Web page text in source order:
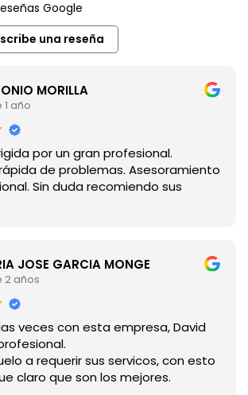
Google
una reseña
MORILLA
año
por un gran profesional.
de problemas. Asesoramiento
Sin duda recomiendo sus
JOSE GARCIA MONGE
2 años
veces con esta empresa, David
a requerir sus servicos, con esto
claro que son los mejores.